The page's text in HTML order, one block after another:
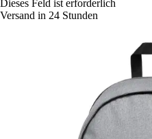
Dieses Feld ist erforderlich
Versand in 24 Stunden